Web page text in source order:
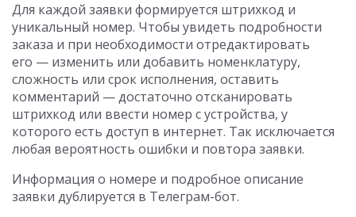
Для каждой заявки формируется штрихкод и
уникальный номер. Чтобы увидеть подробности
заказа и при необходимости отредактировать
его — изменить или добавить номенклатуру,
сложность или срок исполнения, оставить
комментарий — достаточно отсканировать
штрихкод или ввести номер с устройства, у
которого есть доступ в интернет. Так исключается
любая вероятность ошибки и повтора заявки.
Информация о номере и подробное описание
заявки дублируется в Телеграм-бот.